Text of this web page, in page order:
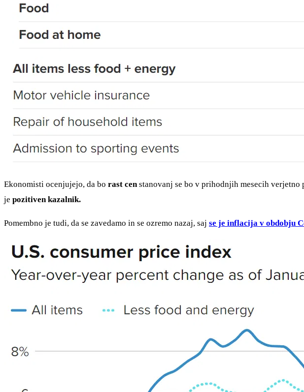
Ekonomisti ocenjujejo, da bo rast censtanovanj se bo v prihodnjih mesecih verjetno
je pozitiven kazalnik.
Pomembno je tudi, da se zavedamo in se ozremo nazaj, saj se je inflacija v obdobju